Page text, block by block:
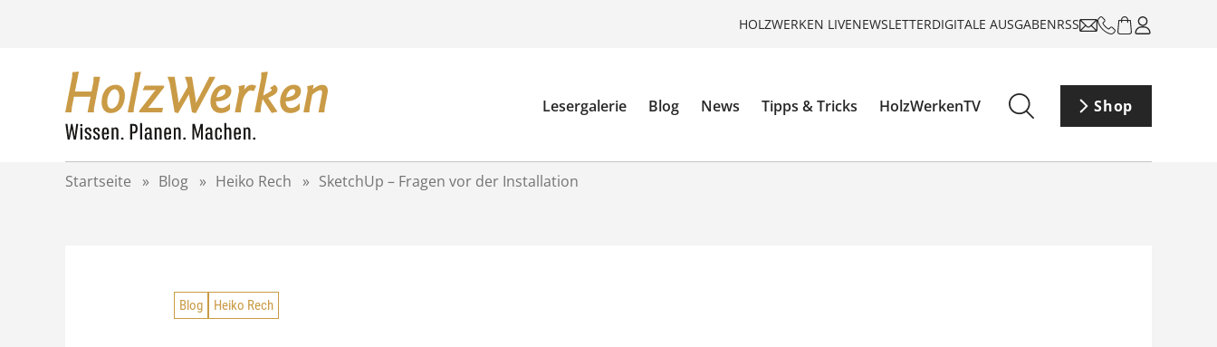
HOLZWERKEN LIVENEWSLETTERDIGITALE AUSGABENRSS
Lesergalerie Blog News Tipps & Tricks HolzWerkenTV Shop
Startseite » Blog » Heiko Rech » SketchUp – Fragen vor der Installation
Blog Heiko Rech